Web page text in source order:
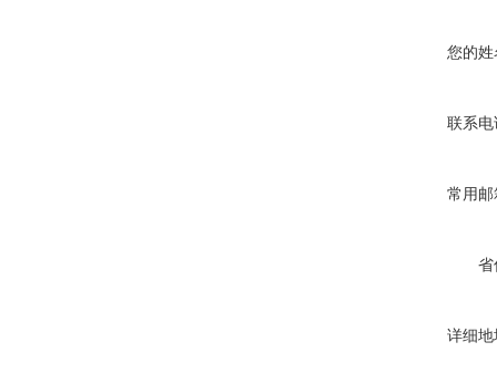
您的
联系
常用
省
详细